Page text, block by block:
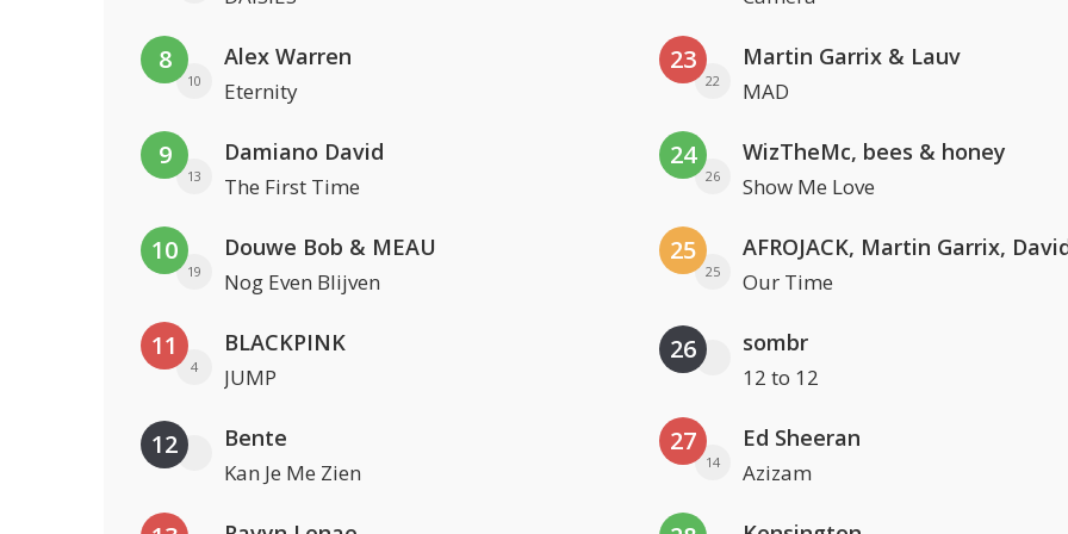
8
10
Alex Warren
Eternity
9
13
Damiano David
The First Time
10
19
Douwe Bob & MEAU
Nog Even Blijven
11
4
BLACKPINK
JUMP
12 Bente
Kan Je Me Zien
23
22
Martin Garrix & Lauv
MAD
24
26
WizTheMc, bees & honey
Show Me Love
25
25 Our Time
26 sombr
12 to 12
27
14
Ed Sheeran
Azizam